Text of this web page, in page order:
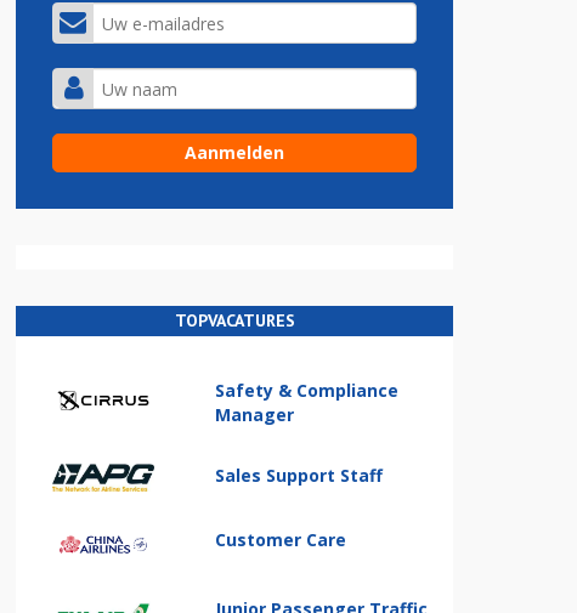
TOPVACATURES
Safety & Compliance
Manager
Sales Support Staff
Customer Care